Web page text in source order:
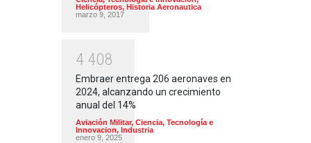
Helicópteros, Historia Aeronautica
marzo 9, 2017
4 408
Embraer entrega 206 aeronaves en
2024, alcanzando un crecimiento
anual del 14%
Aviación Militar, Ciencia, Tecnología e
Innovacion, Industria
enero 9, 2025